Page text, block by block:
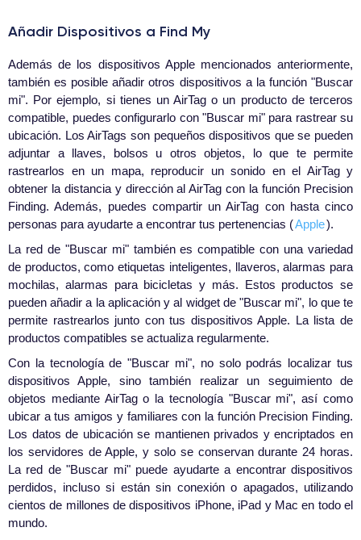
Añadir Dispositivos a Find My
Además de los dispositivos Apple mencionados anteriormente,
también es posible añadir otros dispositivos a la función "Buscar
mi". Por ejemplo, si tienes un AirTag o un producto de terceros
compatible, puedes configurarlo con "Buscar mi" para rastrear su
ubicación. Los AirTags son pequeños dispositivos que se pueden
adjuntar a llaves, bolsos u otros objetos, lo que te permite
rastrearlos en un mapa, reproducir un sonido en el AirTag y
obtener la distancia y dirección al AirTag con la función Precision
Finding. Además, puedes compartir un AirTag con hasta cinco
personas para ayudarte a encontrar tus pertenencias (Apple).
La red de "Buscar mi" también es compatible con una variedad
de productos, como etiquetas inteligentes, llaveros, alarmas para
mochilas, alarmas para bicicletas y más. Estos productos se
pueden añadir a la aplicación y al widget de "Buscar mi", lo que te
permite rastrearlos junto con tus dispositivos Apple. La lista de
productos compatibles se actualiza regularmente.
Con la tecnología de "Buscar mi", no solo podrás localizar tus
dispositivos Apple, sino también realizar un seguimiento de
objetos mediante AirTag o la tecnología "Buscar mi", así como
ubicar a tus amigos y familiares con la función Precision Finding.
Los datos de ubicación se mantienen privados y encriptados en
los servidores de Apple, y solo se conservan durante 24 horas.
La red de "Buscar mi" puede ayudarte a encontrar dispositivos
perdidos, incluso si están sin conexión o apagados, utilizando
cientos de millones de dispositivos iPhone, iPad y Mac en todo el
mundo.